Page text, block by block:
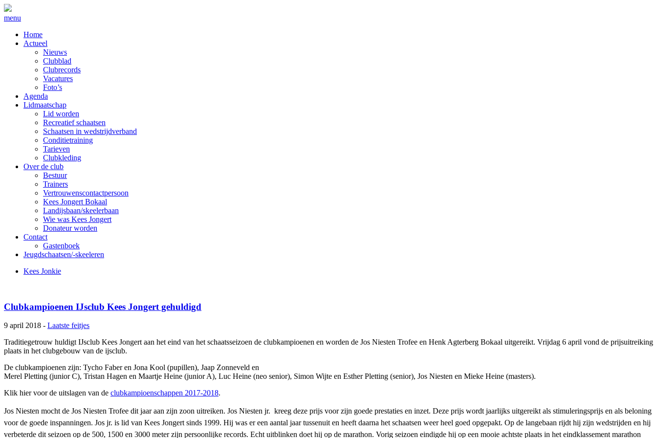
menu
Home
Actueel
Nieuws
Clubblad
Clubrecords
Vacatures
Foto’s
Agenda
Lidmaatschap
Lid worden
Recreatief schaatsen
Schaatsen in wedstrijdverband
Conditietraining
Tarieven
Clubkleding
Over de club
Bestuur
Trainers
Vertrouwenscontactpersoon
Kees Jongert Bokaal
Landijsbaan/skeelerbaan
Wie was Kees Jongert
Donateur worden
Contact
Gastenboek
Jeugdschaatsen/-skeeleren
Kees Jonkie
Clubkampioenen IJsclub Kees Jongert gehuldigd
9 april 2018 - Laatste feitjes
Traditiegetrouw huldigt IJsclub Kees Jongert aan het eind van het schaatsseizoen de clubkampioenen en worden de Jos Niesten Trofee en Henk Agterberg Bokaal uitgereikt. Vrijdag 6 april vond de prijsuitreiking
plaats in het clubgebouw van de ijsclub.
De clubkampioenen zijn: Tycho Faber en Jona Kool (pupillen), Jaap Zonneveld en
Merel Pletting (junior C), Tristan Hagen en Maartje Heine (junior A), Luc Heine (neo senior), Simon Wijte en Esther Pletting (senior), Jos Niesten en Mieke Heine (masters).
Klik hier voor de uitslagen van de clubkampioenschappen 2017-2018.
Jos Niesten mocht de Jos Niesten Trofee dit jaar aan zijn zoon uitreiken. Jos Niesten jr. kreeg deze prijs voor zijn goede prestaties en inzet. Deze prijs wordt jaarlijks uitgereikt als stimuleringsprijs en als beloning
voor de goede inspanningen. Jos jr. is lid van Kees Jongert sinds 1999. Hij was er een aantal jaar tussenuit en heeft daarna het schaatsen weer heel goed opgepakt. Op de langebaan rijdt hij zijn wedstrijden en hij
verbeterde dit seizoen op de 500, 1500 en 3000 meter zijn persoonlijke records. Echt uitblinken doet hij op de marathon. Vorig seizoen eindigde hij op een mooie achtste plaats in het eindklassement marathon